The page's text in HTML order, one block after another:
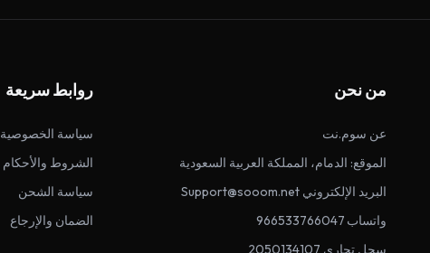
من نحن
عن سوم.نت
الموقع: الدمام، المملكة العربية السعودية
البريد الإلكتروني Support@sooom.net
واتساب 966533766047
سجل تجاري 2050134107
روابط سريعة
سياسة الخصوصية
الشروط والأحكام
سياسة الشحن
الضمان والإرجاع